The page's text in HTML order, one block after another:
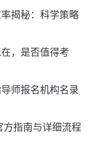
揭秘：科学策略
，是否值得考
师报名机构名录
指南与详细流程